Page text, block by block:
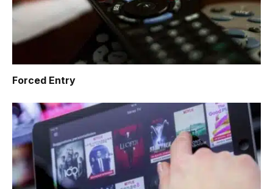
Forced Entry